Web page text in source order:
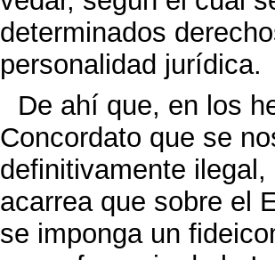
determinados
personalidad jurídica.
De ahí que, en los
Concordato que se
definitivamente
acarrea que sobre el
se imponga un